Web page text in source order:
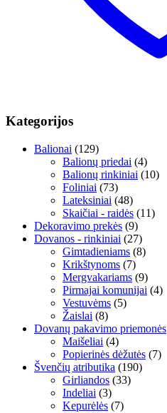
Kategorijos
Balionai (129)
Balionų priedai (4)
Balionų rinkiniai (10)
Foliniai (73)
Lateksiniai (48)
Skaičiai - raidės (11)
Dekoravimo prekės (9)
Dovanos - rinkiniai (27)
Gimtadieniams (8)
Krikštynoms (7)
Mergvakariams (9)
Pirmajai komunijai (4)
Vestuvėms (5)
Žaislai (8)
Dovanų pakavimo priemonės
Maišeliai (4)
Popierinės dėžutės (7)
Švenčių atributika (190)
Girliandos (33)
Indeliai (3)
Kepurėlės (7)